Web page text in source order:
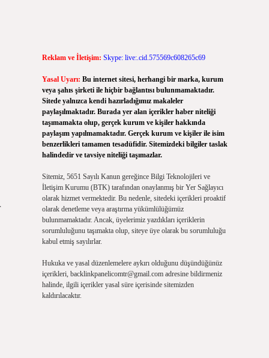
Reklam ve İletişim: Skype: live:.cid.575569c608265c69
Yasal Uyarı: Bu internet sitesi, herhangi bir marka, kurum
veya şahıs şirketi ile hiçbir bağlantısı bulunmamaktadır.
Sitede yalnızca kendi hazırladığımız makaleler
paylaşılmaktadır. Burada yer alan içerikler haber niteliği
taşımamakta olup, gerçek kurum ve kişiler hakkında
paylaşım yapılmamaktadır. Gerçek kurum ve kişiler ile isim
benzerlikleri tamamen tesadüfidir. Sitemizdeki bilgiler taslak
halindedir ve tavsiye niteliği taşımazlar.
Sitemiz, 5651 Sayılı Kanun gereğince Bilgi Teknolojileri ve
İletişim Kurumu (BTK) tarafından onaylanmış bir Yer Sağlayıcı
olarak hizmet vermektedir. Bu nedenle, sitedeki içerikleri proaktif
olarak denetleme veya araştırma yükümlülüğümüz
bulunmamaktadır. Ancak, üyelerimiz yazdıkları içeriklerin
sorumluluğunu taşımakta olup, siteye üye olarak bu sorumluluğu
kabul etmiş sayılırlar.
Hukuka ve yasal düzenlemelere aykırı olduğunu düşündüğünüz
içerikleri, backlinkpanelicomtr@gmail.comadresine bildirmeniz
halinde, ilgili içerikler yasal süre içerisinde sitemizden
kaldırılacaktır.